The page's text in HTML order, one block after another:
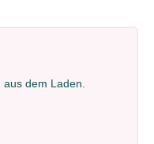
dem Laden.